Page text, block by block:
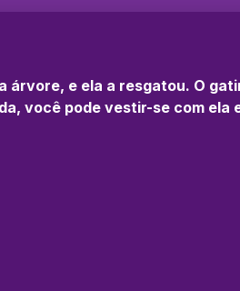
e ela a resgatou. O
você pode vestir-se com